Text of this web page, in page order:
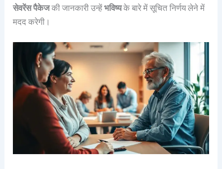
सेवरेंस पैकेजकी जानकारी उन्हेंभविष्यके बारे में सूचित निर्णय लेने में
मदद करेगी।